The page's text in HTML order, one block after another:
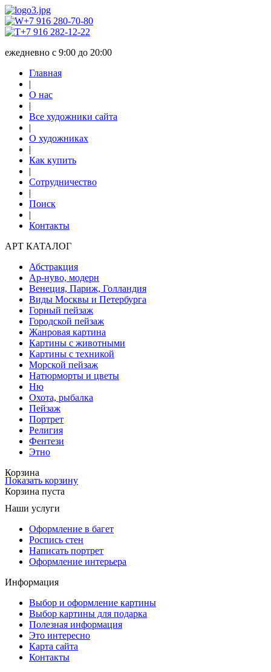
+7 916 280-70-80
+7 916 282-12-22
ежедневно с 9:00 до 20:00
Главная
|
О нас
|
Все художники сайта
|
О художниках
|
Как купить
|
Сотрудничество
|
Поиск
|
Контакты
АРТ КАТАЛОГ
Абстракция
Ар-нуво, модерн
Венеция, Париж, Голландия
Виды Москвы и Петербурга
Горный пейзаж
Городской пейзаж
Жанровая картина
Картины с животными
Картины с техникой
Морской пейзаж
Натюрморты и цветы
Ню
Охота, рыбалка
Пейзаж
Портрет
Религия
Фентези
Этно
Корзина
Показать корзину
Корзина пуста
Наши услуги
Оформление в багет
Роспись стен
Написать портрет
Оформление интерьера
Информация
Выбор и оформление картины
Выбор картины для подарка
Полезная информация
Это интересно
Карта сайта
Контакты